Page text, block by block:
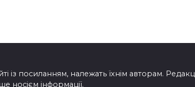
із посиланням, належать їхнім авторам.
носієм інформації.